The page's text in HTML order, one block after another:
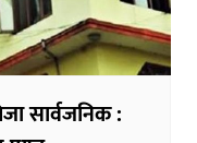
सार्वजनिक :